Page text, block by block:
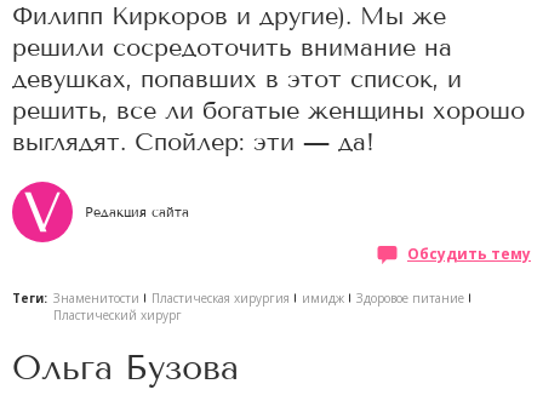
Филипп Киркоров и другие). Мы же
решили сосредоточить внимание на
девушках, попавших в этот список, и
решить, все ли богатые женщины хорошо
выглядят. Спойлер: эти — да!
Редакция сайта
Обсудить тему
Теги: Знаменитости Пластическая хирургия имидж
Здоровое питание
Пластический хирург
Ольга Бузова